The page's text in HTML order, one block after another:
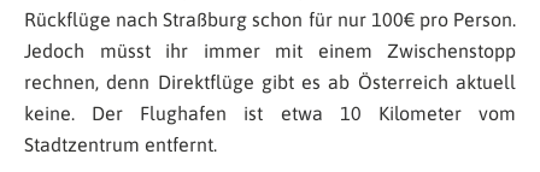
Rückflüge nach Straßburg schon für nur 100€ pro Person.
Jedoch müsst ihr immer mit einem Zwischenstopp
rechnen, denn Direktflüge gibt es ab Österreich aktuell
keine. Der Flughafen ist etwa 10 Kilometer vom
Stadtzentrum entfernt.